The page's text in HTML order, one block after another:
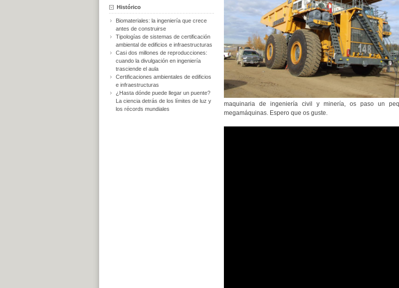
maquinaria de ingeniería civil y minería, os paso un
megamáquinas. Espero que os guste.
Histórico
Biomateriales: la ingeniería que crece
antes de construirse
Tipologías de sistemas de certificación
ambiental de edificios e infraestructuras
Casi dos millones de reproducciones:
cuando la divulgación en ingeniería
trasciende el aula
Certificaciones ambientales de edificios
e infraestructuras
¿Hasta dónde puede llegar un puente?
La ciencia detrás de los límites de luz y
los récords mundiales